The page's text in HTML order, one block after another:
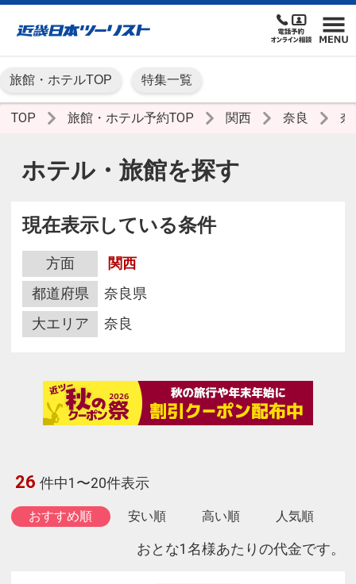
旅館・ホテルTOP 特集一覧
TOP 旅館・ホテル予約TOP 関西 奈良
ホテル・旅館を探す
現在表示している条件
方面
関西
都道府県
奈良県
大エリア
奈良
26 件中1〜20件表示
おすすめ順 安い順 高い順 人気順
おとな1名様あたりの代金です。